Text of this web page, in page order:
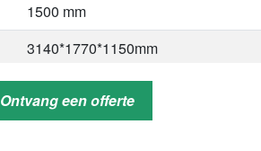
1500 mm
3140*1770*1150mm
498 kg
Pinda's/aardnoten
Ontvang een offerte